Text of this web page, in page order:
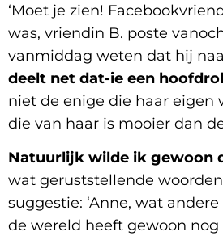
‘Moet je zien!
was, vriendin B. poste
vanmiddag weten dat hij
deelt net dat-ie een
niet de enige die haar eigen
die van haar is mooier dan
Natuurlijk wilde ik gewoon
wat geruststellende
suggestie: ‘Anne, wat
de wereld heeft gewoon nog